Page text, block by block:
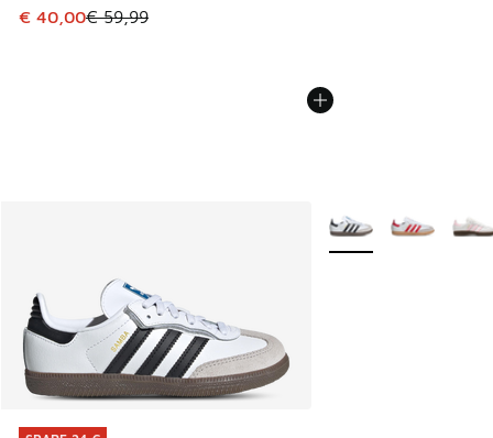
Dieser Artikel ist im Sale. Der Preis ist von € 59,99 auf €
€ 40,00€ 59,99
Weitere Farben